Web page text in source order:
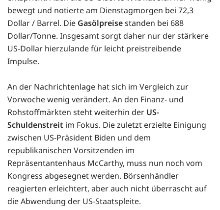
bewegt und notierte am Dienstagmorgen bei 72,3
Dollar / Barrel. Die Gasölpreisestanden bei 688
Dollar/Tonne. Insgesamt sorgt daher nur der stärkere
US-Dollar hierzulande für leicht preistreibende
Impulse.
An der Nachrichtenlage hat sich im Vergleich zur
Vorwoche wenig verändert. An den Finanz- und
Rohstoffmärkten steht weiterhin der US-
Schuldenstreit im Fokus. Die zuletzt erzielte Einigung
zwischen US-Präsident Biden und dem
republikanischen Vorsitzenden im
Repräsentantenhaus McCarthy, muss nun noch vom
Kongress abgesegnet werden. Börsenhändler
reagierten erleichtert, aber auch nicht überrascht auf
die Abwendung der US-Staatspleite.